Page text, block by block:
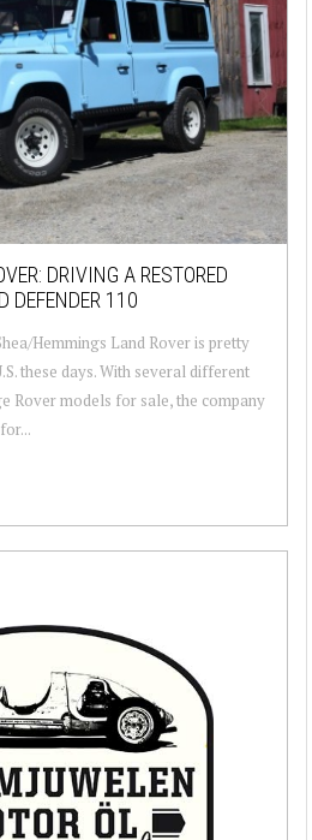
DRIVING A RESTORED
DEFENDER 110
Hemmings Land Rover is pretty
these days. With several different
Rover models for sale, the company